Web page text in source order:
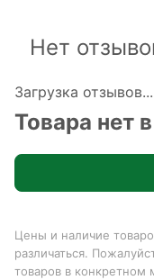
Загрузка отзывов...
Нет
Товара нет
Цены и наличие
различаться.
товаров в конкретном